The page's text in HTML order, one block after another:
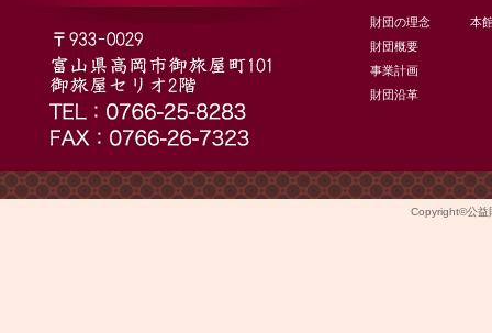
財団の理念
財団概要
事業計画
財団沿革
本
Copyright©公益